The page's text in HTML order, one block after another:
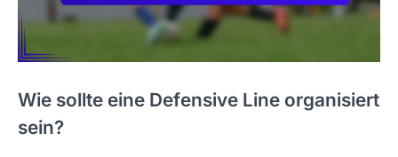
Wie sollte eine Defensive Line organisiert
sein?